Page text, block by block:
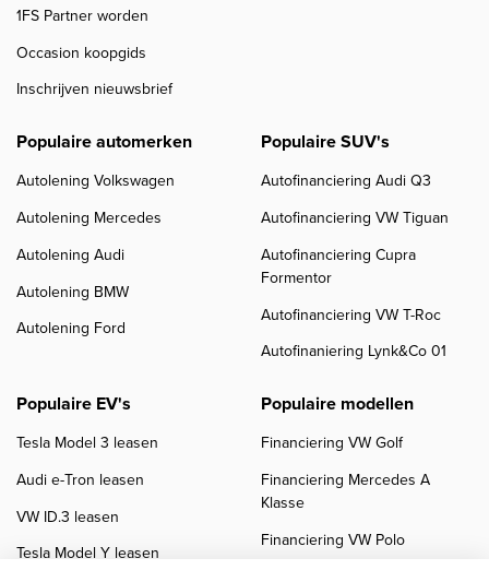
1FS Partner worden
Occasion koopgids
Inschrijven nieuwsbrief
Populaire automerken
Autolening Volkswagen
Autolening Mercedes
Autolening Audi
Autolening BMW
Autolening Ford
Populaire SUV's
Autofinanciering Audi Q3
Autofinanciering VW Tiguan
Autofinanciering Cupra
Formentor
Autofinanciering VW T-Roc
Autofinaniering Lynk&Co 01
Populaire EV's
Tesla Model 3 leasen
Audi e-Tron leasen
VW ID.3 leasen
Tesla Model Y leasen
Populaire modellen
Financiering VW Golf
Financiering Mercedes A
Klasse
Financiering VW Polo